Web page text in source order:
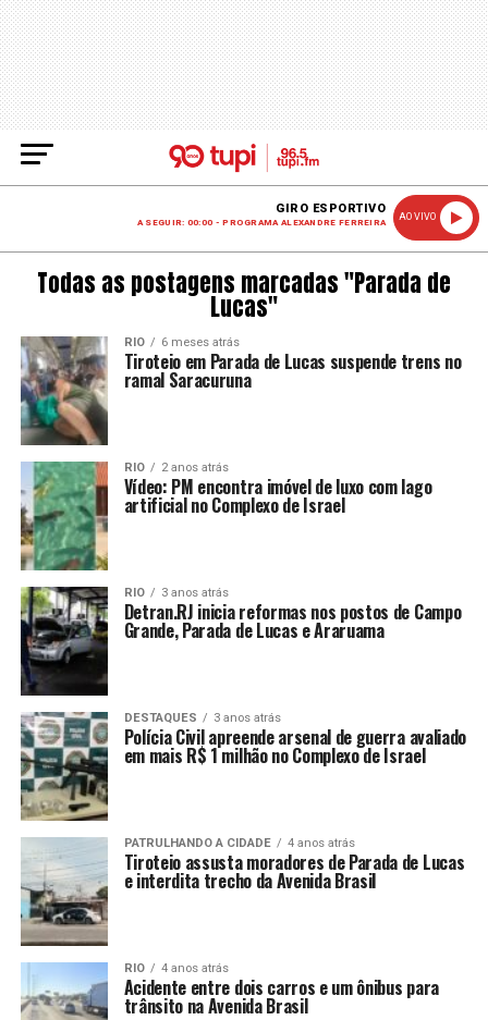
GIRO ESPORTIVO
A SEGUIR: 00:00 - PROGRAMA ALEXANDRE FERREIRA
AO VIVO
Todas as postagens marcadas "Parada de
Lucas"
RIO 6 meses atrás
Tiroteio em Parada de Lucas suspende trens no
ramal Saracuruna
RIO 2 anos atrás
Vídeo: PM encontra imóvel de luxo com lago
artificial no Complexo de Israel
RIO 3 anos atrás
Detran.RJ inicia reformas nos postos de Campo
Grande, Parada de Lucas e Araruama
DESTAQUES 3 anos atrás
Polícia Civil apreende arsenal de guerra avaliado
em mais R$ 1 milhão no Complexo de Israel
PATRULHANDO A CIDADE 4 anos atrás
Tiroteio assusta moradores de Parada de Lucas
e interdita trecho da Avenida Brasil
RIO 4 anos atrás
Acidente entre dois carros e um ônibus para
trânsito na Avenida Brasil